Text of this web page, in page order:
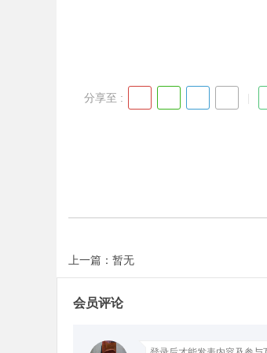
分享至 :
上一篇：暂无
会员评论